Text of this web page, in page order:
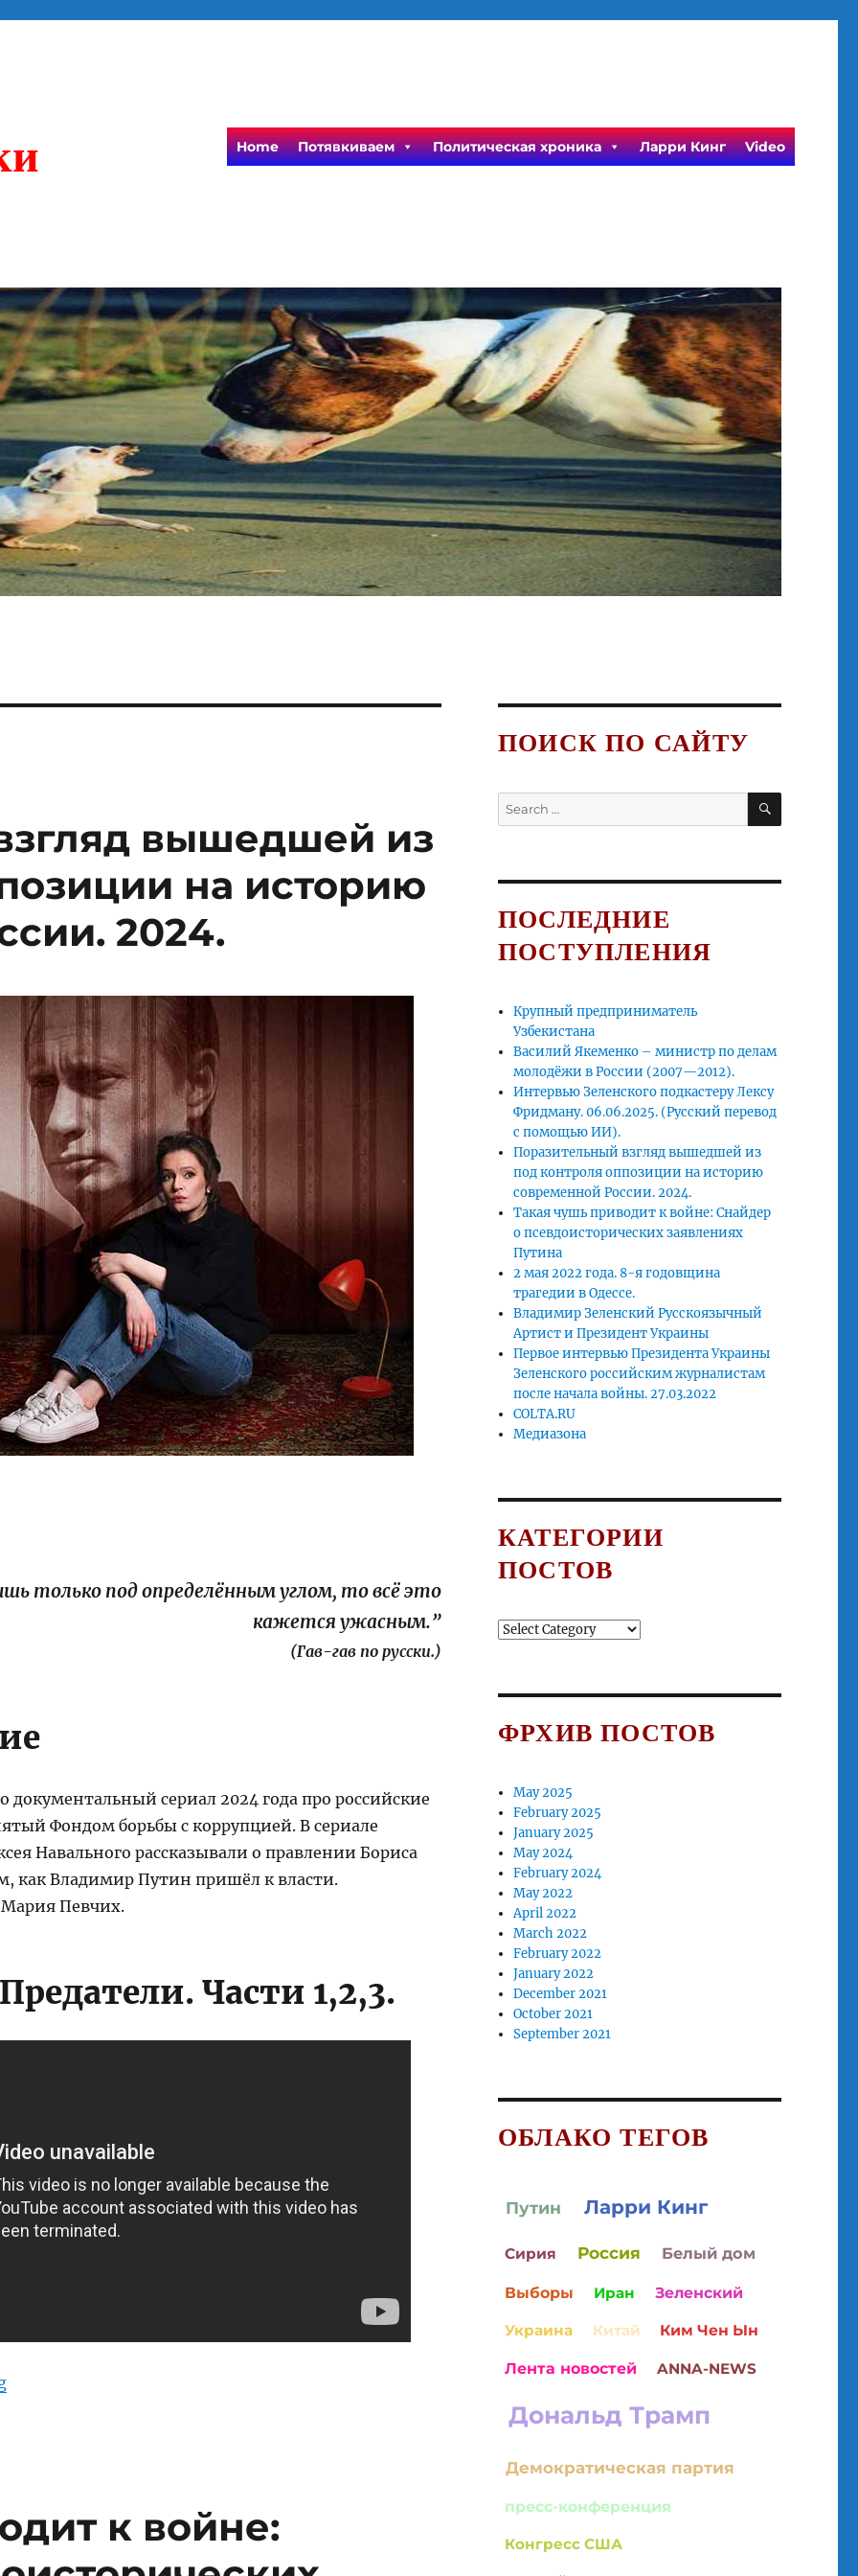
Home Потявкиваем Политическая хроника Ларри Кинг Video
вышедшей из
на историю
2024.
только под определённым углом, то всё это
кажется ужасным.”
(Гав-гав по русски.)
документальный сериал 2024 года про российские
Фондом борьбы с коррупцией. В сериале
Навального рассказывали о правлении Бориса
как Владимир Путин пришёл к власти.
Мария Певчих.
Части 1,2,3.
“Поразительный взгляд вышедшей из под контроля оппозиции на историю современной России.
к войне:
ПОИСК ПО САЙТУ
Search
for:
SEARCH
ПОСЛЕДНИЕ
ПОСТУПЛЕНИЯ
Крупный предприниматель
Узбекистана
Василий Якеменко – министр по делам
молодёжи в России (2007—2012).
Интервью Зеленского подкастеру Лексу
Фридману. 06.06.2025. (Русский перевод
с помощью ИИ).
Поразительный взгляд вышедшей из
под контроля оппозиции на историю
современной России. 2024.
Такая чушь приводит к войне: Снайдер
о псевдоисторических заявлениях
Путина
2 мая 2022 года. 8-я годовщина
трагедии в Одессе.
Владимир Зеленский Русскоязычный
Артист и Президент Украины
Первое интервью Президента Украины
Зеленского российским журналистам
после начала войны. 27.03.2022
COLTA.RU
Медиазона
КАТЕГОРИИ
ПОСТОВ
Категории
ФРХИВ ПОСТОВ
May 2025
February 2025
January 2025
May 2024
February 2024
May 2022
April 2022
March 2022
February 2022
January 2022
December 2021
October 2021
September 2021
ОБЛАКО ТЕГОВ
Путин Ларри Кинг
Сирия Россия Белый дом
Выборы Иран Зеленский
Украина Китай Ким Чен Ын
Лента новостей ANNA-NEWS
Дональд Трамп
Демократическая партия
пресс-конференция
Конгресс США